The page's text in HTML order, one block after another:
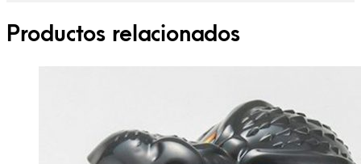
Productos relacionados